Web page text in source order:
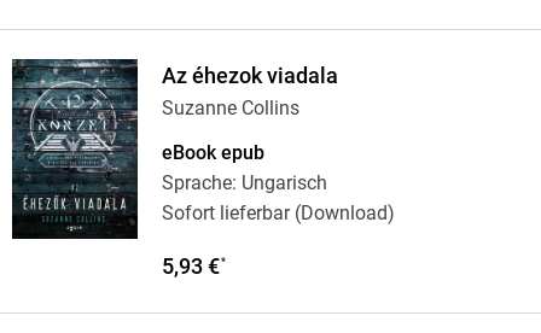
Az éhezok viadala
Suzanne Collins
eBook epub
Sprache: Ungarisch
Sofort lieferbar (Download)
5,93 €*